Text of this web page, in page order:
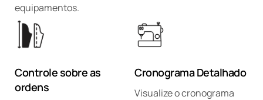
equipamentos.
Controle sobre as
ordens
Cronograma Detalhado
Visualize o cronograma